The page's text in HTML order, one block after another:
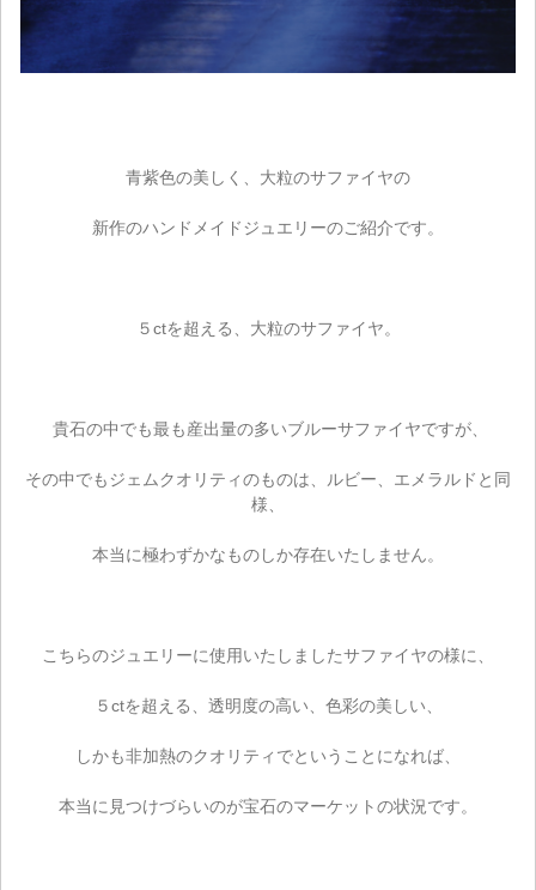
青紫色の美しく、大粒のサファイヤの
新作のハンドメイドジュエリーのご紹介です。
５ctを超える、大粒のサファイヤ。
貴石の中でも最も産出量の多いブルーサファイヤですが、
その中でもジェムクオリティのものは、ルビー、エメラルドと同
様、
本当に極わずかなものしか存在いたしません。
こちらのジュエリーに使用いたしましたサファイヤの様に、
５ctを超える、透明度の高い、色彩の美しい、
しかも非加熱のクオリティでということになれば、
本当に見つけづらいのが宝石のマーケットの状況です。